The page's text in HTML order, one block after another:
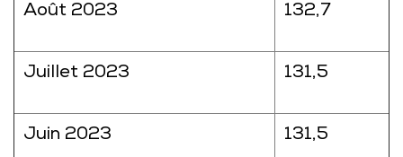
Août 2023 132,7
Juillet 2023 131,5
Juin 2023 131,5